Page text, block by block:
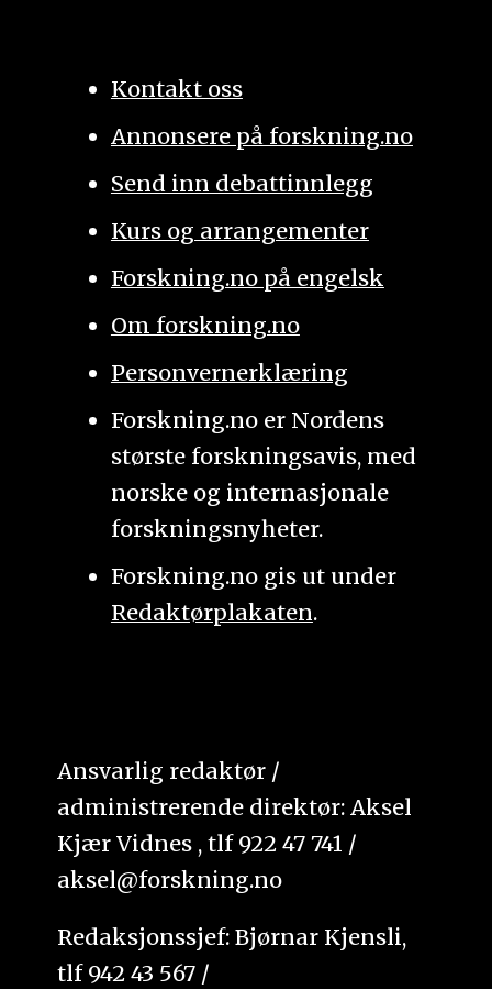
Kontakt oss
Annonsere på forskning.no
Send inn debattinnlegg
Kurs og arrangementer
Forskning.no på engelsk
Om forskning.no
Personvernerklæring
Forskning.no er Nordens
største forskningsavis, med
norske og internasjonale
forskningsnyheter.
Forskning.no gis ut under
Redaktørplakaten.
Ansvarlig redaktør /
administrerende direktør: Aksel
Kjær Vidnes , tlf 922 47 741 /
aksel@forskning.no
Redaksjonssjef: Bjørnar Kjensli,
tlf 942 43 567 /